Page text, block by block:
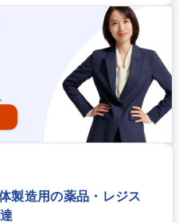
最適化に向けた交渉、見積書の取
プライヤーや組立委託先と連携し
■納期遅延、不具合発生時の対応、
実施 ■サプライチェーンの安定運用
横浜*半導
・部品調達★製品、業界不問
製造用の薬品・レジス